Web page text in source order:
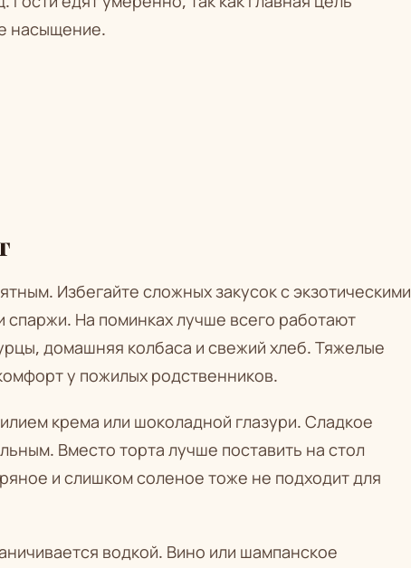
насыщение.
Избегайте сложных закусок с экзотическими
спаржи. На поминках лучше всего работают
домашняя колбаса и свежий хлеб. Тяжелые
у пожилых родственников.
крема или шоколадной глазури. Сладкое
Вместо торта лучше поставить на стол
и слишком соленое тоже не подходит для
водкой. Вино или шампанское